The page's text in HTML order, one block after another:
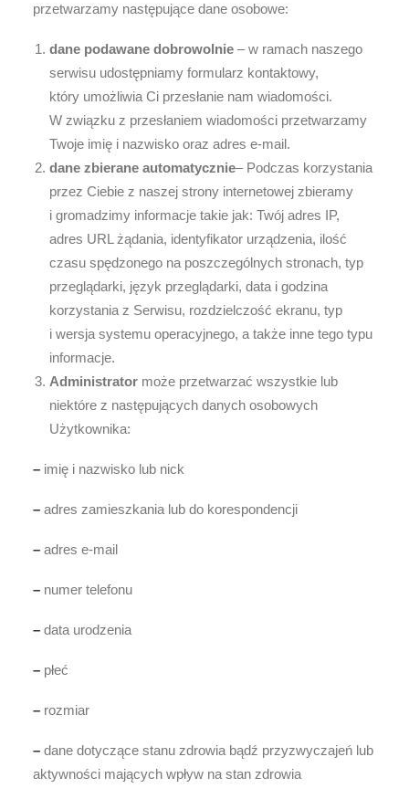
przetwarzamy następujące dane osobowe:
dane podawane dobrowolnie – w ramach naszego
serwisu udostępniamy formularz kontaktowy,
który umożliwia Ci przesłanie nam wiadomości.
W związku z przesłaniem wiadomości przetwarzamy
Twoje imię i nazwisko oraz adres e-mail.
dane zbierane automatycznie– Podczas korzystania
przez Ciebie z naszej strony internetowej zbieramy
i gromadzimy informacje takie jak: Twój adres IP,
adres URL żądania, identyfikator urządzenia, ilość
czasu spędzonego na poszczególnych stronach, typ
przeglądarki, język przeglądarki, data i godzina
korzystania z Serwisu, rozdzielczość ekranu, typ
i wersja systemu operacyjnego, a także inne tego typu
informacje.
Administrator może przetwarzać wszystkie lub
niektóre z następujących danych osobowych
Użytkownika:
– imię i nazwisko lub nick
– adres zamieszkania lub do korespondencji
– adres e-mail
– numer telefonu
– data urodzenia
– płeć
– rozmiar
– dane dotyczące stanu zdrowia bądź przyzwyczajeń lub
aktywności mających wpływ na stan zdrowia